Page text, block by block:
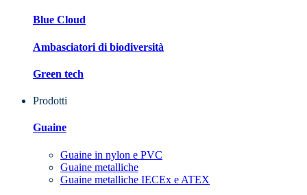
Blue Cloud
Ambasciatori di biodiversità
Green tech
Prodotti
Guaine
Guaine in nylon e PVC
Guaine metalliche
Guaine metalliche IECEx e ATEX